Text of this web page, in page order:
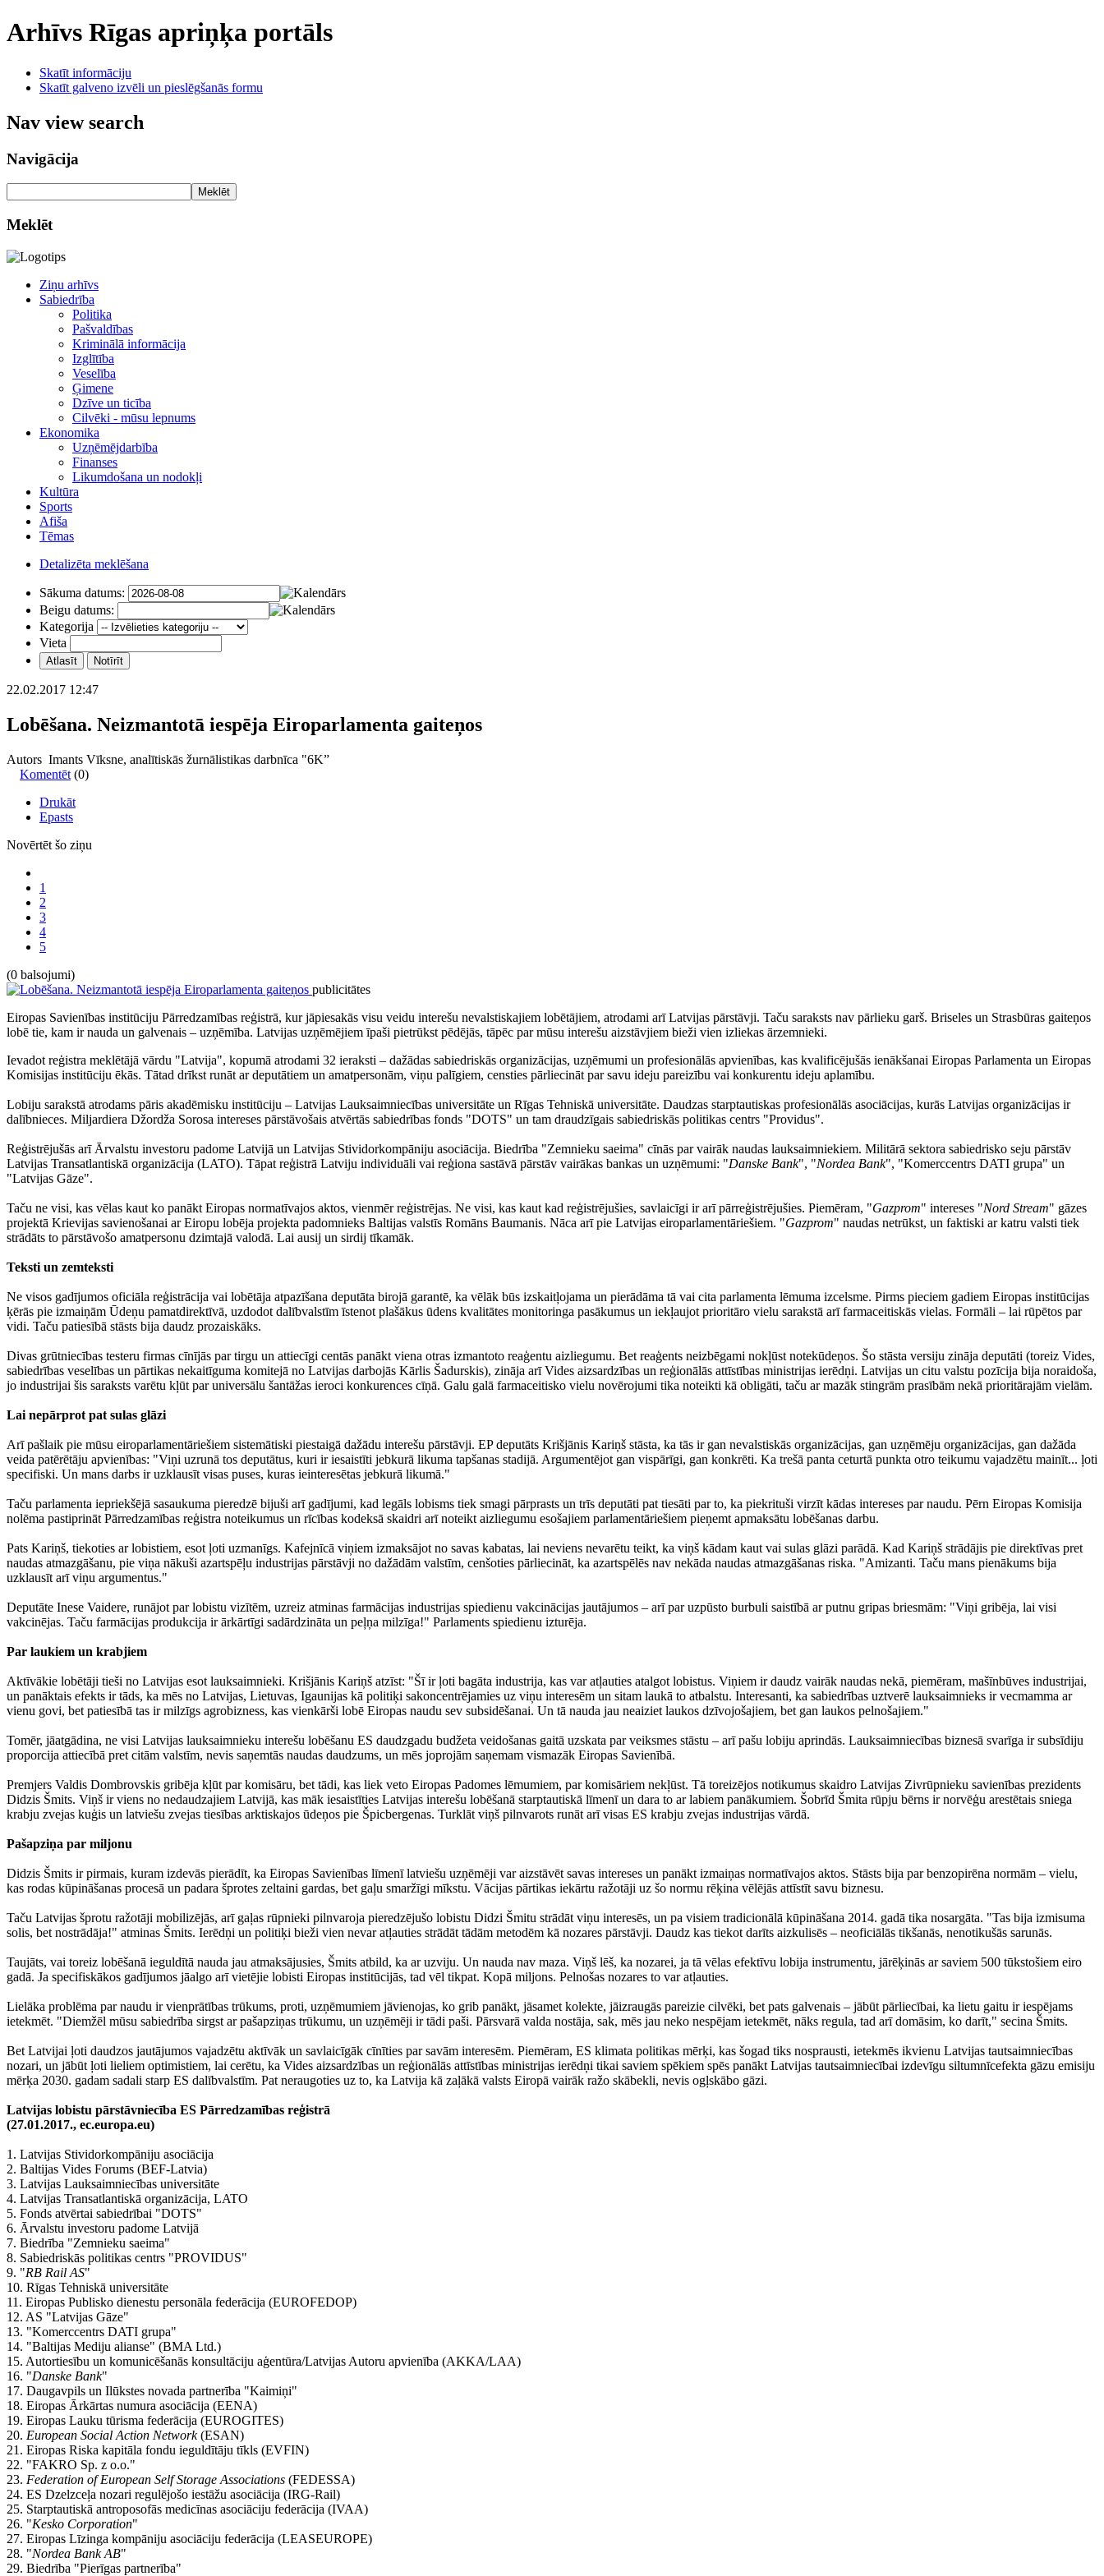
Arhīvs Rīgas apriņķa portāls
Skatīt informāciju
Skatīt galveno izvēli un pieslēgšanās formu
Nav view search
Navigācija
Meklēt
Meklēt
Ziņu arhīvs
Sabiedrība
Politika
Pašvaldības
Kriminālā informācija
Izglītība
Veselība
Ģimene
Dzīve un ticība
Cilvēki - mūsu lepnums
Ekonomika
Uzņēmējdarbība
Finanses
Likumdošana un nodokļi
Kultūra
Sports
Afiša
Tēmas
Detalizēta meklēšana
Sākuma datums:
Beigu datums:
Kategorija
Vieta
22.02.2017 12:47
Lobēšana. Neizmantotā iespēja Eiroparlamenta gaiteņos
Autors Imants Vīksne, analītiskās žurnālistikas darbnīca "6K”
Komentēt (0)
Drukāt
Epasts
Novērtēt šo ziņu
1
2
3
4
5
(0 balsojumi)
publicitātes
Eiropas Savienības institūciju Pārredzamības reģistrā, kur jāpiesakās visu veidu interešu nevalstiskajiem lobētājiem, atrodami arī Latvijas pārstāvji. Taču saraksts nav pārlieku garš. Briseles un Strasbūras gaiteņos
lobē tie, kam ir nauda un galvenais – uzņēmība. Latvijas uzņēmējiem īpaši pietrūkst pēdējās, tāpēc par mūsu interešu aizstāvjiem bieži vien izliekas ārzemnieki.
Ievadot reģistra meklētājā vārdu "Latvija", kopumā atrodami 32 ieraksti – dažādas sabiedriskās organizācijas, uzņēmumi un profesionālās apvienības, kas kvalificējušās ienākšanai Eiropas Parlamenta un Eiropas
Komisijas institūciju ēkās. Tātad drīkst runāt ar deputātiem un amatpersonām, viņu palīgiem, censties pārliecināt par savu ideju pareizību vai konkurentu ideju aplamību.
Lobiju sarakstā atrodams pāris akadēmisku institūciju – Latvijas Lauksaimniecības universitāte un Rīgas Tehniskā universitāte. Daudzas starptautiskas profesionālās asociācijas, kurās Latvijas organizācijas ir
dalībnieces. Miljardiera Džordža Sorosa intereses pārstāvošais atvērtās sabiedrības fonds "DOTS" un tam draudzīgais sabiedriskās politikas centrs "Providus".
Reģistrējušās arī Ārvalstu investoru padome Latvijā un Latvijas Stividorkompāniju asociācija. Biedrība "Zemnieku saeima" cīnās par vairāk naudas lauksaimniekiem. Militārā sektora sabiedrisko seju pārstāv
Latvijas Transatlantiskā organizācija (LATO). Tāpat reģistrā Latviju individuāli vai reģiona sastāvā pārstāv vairākas bankas un uzņēmumi: "Danske Bank", "Nordea Bank", "Komerccentrs DATI grupa" un
"Latvijas Gāze".
Taču ne visi, kas vēlas kaut ko panākt Eiropas normatīvajos aktos, vienmēr reģistrējas. Ne visi, kas kaut kad reģistrējušies, savlaicīgi ir arī pārreģistrējušies. Piemēram, "Gazprom" intereses "Nord Stream" gāzes
projektā Krievijas savienošanai ar Eiropu lobēja projekta padomnieks Baltijas valstīs Romāns Baumanis. Nāca arī pie Latvijas eiroparlamentāriešiem. "Gazprom" naudas netrūkst, un faktiski ar katru valsti tiek
strādāts to pārstāvošo amatpersonu dzimtajā valodā. Lai ausij un sirdij tīkamāk.
Teksti un zemteksti
Ne visos gadījumos oficiāla reģistrācija vai lobētāja atpazīšana deputāta birojā garantē, ka vēlāk būs izskaitļojama un pierādāma tā vai cita parlamenta lēmuma izcelsme. Pirms pieciem gadiem Eiropas institūcijas
ķērās pie izmaiņām Ūdeņu pamatdirektīvā, uzdodot dalībvalstīm īstenot plašākus ūdens kvalitātes monitoringa pasākumus un iekļaujot prioritāro vielu sarakstā arī farmaceitiskās vielas. Formāli – lai rūpētos par
vidi. Taču patiesībā stāsts bija daudz prozaiskāks.
Divas grūtniecības testeru firmas cīnījās par tirgu un attiecīgi centās panākt viena otras izmantoto reaģentu aizliegumu. Bet reaģents neizbēgami nokļūst notekūdeņos. Šo stāsta versiju zināja deputāti (toreiz Vides,
sabiedrības veselības un pārtikas nekaitīguma komitejā no Latvijas darbojās Kārlis Šadurskis), zināja arī Vides aizsardzības un reģionālās attīstības ministrijas ierēdņi. Latvijas un citu valstu pozīcija bija noraidoša,
jo industrijai šis saraksts varētu kļūt par universālu šantāžas ieroci konkurences cīņā. Galu galā farmaceitisko vielu novērojumi tika noteikti kā obligāti, taču ar mazāk stingrām prasībām nekā prioritārajām vielām.
Lai nepārprot pat sulas glāzi
Arī pašlaik pie mūsu eiroparlamentāriešiem sistemātiski piestaigā dažādu interešu pārstāvji. EP deputāts Krišjānis Kariņš stāsta, ka tās ir gan nevalstiskās organizācijas, gan uzņēmēju organizācijas, gan dažāda
veida patērētāju apvienības: "Viņi uzrunā tos deputātus, kuri ir iesaistīti jebkurā likuma tapšanas stadijā. Argumentējot gan vispārīgi, gan konkrēti. Ka trešā panta ceturtā punkta otro teikumu vajadzētu mainīt... ļoti
specifiski. Un mans darbs ir uzklausīt visas puses, kuras ieinteresētas jebkurā likumā."
Taču parlamenta iepriekšējā sasaukuma pieredzē bijuši arī gadījumi, kad legāls lobisms tiek smagi pārprasts un trīs deputāti pat tiesāti par to, ka piekrituši virzīt kādas intereses par naudu. Pērn Eiropas Komisija
nolēma pastiprināt Pārredzamības reģistra noteikumus un rīcības kodeksā skaidri arī noteikt aizliegumu esošajiem parlamentāriešiem pieņemt apmaksātu lobēšanas darbu.
Pats Kariņš, tiekoties ar lobistiem, esot ļoti uzmanīgs. Kafejnīcā viņiem izmaksājot no savas kabatas, lai neviens nevarētu teikt, ka viņš kādam kaut vai sulas glāzi parādā. Kad Kariņš strādājis pie direktīvas pret
naudas atmazgāšanu, pie viņa nākuši azartspēļu industrijas pārstāvji no dažādām valstīm, cenšoties pārliecināt, ka azartspēlēs nav nekāda naudas atmazgāšanas riska. "Amizanti. Taču mans pienākums bija
uzklausīt arī viņu argumentus."
Deputāte Inese Vaidere, runājot par lobistu vizītēm, uzreiz atminas farmācijas industrijas spiedienu vakcinācijas jautājumos – arī par uzpūsto burbuli saistībā ar putnu gripas briesmām: "Viņi gribēja, lai visi
vakcinējas. Taču farmācijas produkcija ir ārkārtīgi sadārdzināta un peļņa milzīga!" Parlaments spiedienu izturēja.
Par laukiem un krabjiem
Aktīvākie lobētāji tieši no Latvijas esot lauksaimnieki. Krišjānis Kariņš atzīst: "Šī ir ļoti bagāta industrija, kas var atļauties atalgot lobistus. Viņiem ir daudz vairāk naudas nekā, piemēram, mašīnbūves industrijai,
un panāktais efekts ir tāds, ka mēs no Latvijas, Lietuvas, Igaunijas kā politiķi sakoncentrējamies uz viņu interesēm un sitam laukā to atbalstu. Interesanti, ka sabiedrības uztverē lauksaimnieks ir vecmamma ar
vienu govi, bet patiesībā tas ir milzīgs agrobizness, kas vienkārši lobē Eiropas naudu sev subsidēšanai. Un tā nauda jau neaiziet laukos dzīvojošajiem, bet gan laukos pelnošajiem."
Tomēr, jāatgādina, ne visi Latvijas lauksaimnieku interešu lobēšanu ES daudzgadu budžeta veidošanas gaitā uzskata par veiksmes stāstu – arī pašu lobiju aprindās. Lauksaimniecības biznesā svarīga ir subsīdiju
proporcija attiecībā pret citām valstīm, nevis saņemtās naudas daudzums, un mēs joprojām saņemam vismazāk Eiropas Savienībā.
Premjers Valdis Dombrovskis gribēja kļūt par komisāru, bet tādi, kas liek veto Eiropas Padomes lēmumiem, par komisāriem nekļūst. Tā toreizējos notikumus skaidro Latvijas Zivrūpnieku savienības prezidents
Didzis Šmits. Viņš ir viens no nedaudzajiem Latvijā, kas māk iesaistīties Latvijas interešu lobēšanā starptautiskā līmenī un dara to ar labiem panākumiem. Šobrīd Šmita rūpju bērns ir norvēģu arestētais sniega
krabju zvejas kuģis un latviešu zvejas tiesības arktiskajos ūdeņos pie Špicbergenas. Turklāt viņš pilnvarots runāt arī visas ES krabju zvejas industrijas vārdā.
Pašapziņa par miljonu
Didzis Šmits ir pirmais, kuram izdevās pierādīt, ka Eiropas Savienības līmenī latviešu uzņēmēji var aizstāvēt savas intereses un panākt izmaiņas normatīvajos aktos. Stāsts bija par benzopirēna normām – vielu,
kas rodas kūpināšanas procesā un padara šprotes zeltaini gardas, bet gaļu smaržīgi mīkstu. Vācijas pārtikas iekārtu ražotāji uz šo normu rēķina vēlējās attīstīt savu biznesu.
Taču Latvijas šprotu ražotāji mobilizējās, arī gaļas rūpnieki pilnvaroja pieredzējušo lobistu Didzi Šmitu strādāt viņu interesēs, un pa visiem tradicionālā kūpināšana 2014. gadā tika nosargāta. "Tas bija izmisuma
solis, bet nostrādāja!" atminas Šmits. Ierēdņi un politiķi bieži vien nevar atļauties strādāt tādām metodēm kā nozares pārstāvji. Daudz kas tiekot darīts aizkulisēs – neoficiālās tikšanās, nenotikušās sarunās.
Taujāts, vai toreiz lobēšanā ieguldītā nauda jau atmaksājusies, Šmits atbild, ka ar uzviju. Un nauda nav maza. Viņš lēš, ka nozarei, ja tā vēlas efektīvu lobija instrumentu, jārēķinās ar saviem 500 tūkstošiem eiro
gadā. Ja specifiskākos gadījumos jāalgo arī vietējie lobisti Eiropas institūcijās, tad vēl tikpat. Kopā miljons. Pelnošas nozares to var atļauties.
Lielāka problēma par naudu ir vienprātības trūkums, proti, uzņēmumiem jāvienojas, ko grib panākt, jāsamet kolekte, jāizraugās pareizie cilvēki, bet pats galvenais – jābūt pārliecībai, ka lietu gaitu ir iespējams
ietekmēt. "Diemžēl mūsu sabiedrība sirgst ar pašapziņas trūkumu, un uzņēmēji ir tādi paši. Pārsvarā valda nostāja, sak, mēs jau neko nespējam ietekmēt, nāks regula, tad arī domāsim, ko darīt," secina Šmits.
Bet Latvijai ļoti daudzos jautājumos vajadzētu aktīvāk un savlaicīgāk cīnīties par savām interesēm. Piemēram, ES klimata politikas mērķi, kas šogad tiks nosprausti, ietekmēs ikvienu Latvijas tautsaimniecības
nozari, un jābūt ļoti lieliem optimistiem, lai cerētu, ka Vides aizsardzības un reģionālās attīstības ministrijas ierēdņi tikai saviem spēkiem spēs panākt Latvijas tautsaimniecībai izdevīgu siltumnīcefekta gāzu emisiju
mērķa 2030. gadam sadali starp ES dalībvalstīm. Pat neraugoties uz to, ka Latvija kā zaļākā valsts Eiropā vairāk ražo skābekli, nevis ogļskābo gāzi.
Latvijas lobistu pārstāvniecība ES Pārredzamības reģistrā
(27.01.2017., ec.europa.eu)
1. Latvijas Stividorkompāniju asociācija
2. Baltijas Vides Forums (BEF-Latvia)
3. Latvijas Lauksaimniecības universitāte
4. Latvijas Transatlantiskā organizācija, LATO
5. Fonds atvērtai sabiedrībai "DOTS"
6. Ārvalstu investoru padome Latvijā
7. Biedrība "Zemnieku saeima"
8. Sabiedriskās politikas centrs "PROVIDUS"
9. "RB Rail AS"
10. Rīgas Tehniskā universitāte
11. Eiropas Publisko dienestu personāla federācija (EUROFEDOP)
12. AS "Latvijas Gāze"
13. "Komerccentrs DATI grupa"
14. "Baltijas Mediju alianse" (BMA Ltd.)
15. Autortiesību un komunicēšanās konsultāciju aģentūra/Latvijas Autoru apvienība (AKKA/LAA)
16. "Danske Bank"
17. Daugavpils un Ilūkstes novada partnerība "Kaimiņi"
18. Eiropas Ārkārtas numura asociācija (EENA)
19. Eiropas Lauku tūrisma federācija (EUROGITES)
20. European Social Action Network(ESAN)
21. Eiropas Riska kapitāla fondu ieguldītāju tīkls (EVFIN)
22. "FAKRO Sp. z o.o."
23. Federation of European Self Storage Associations (FEDESSA)
24. ES Dzelzceļa nozari regulējošo iestāžu asociācija (IRG-Rail)
25. Starptautiskā antroposofās medicīnas asociāciju federācija (IVAA)
26. "Kesko Corporation"
27. Eiropas Līzinga kompāniju asociāciju federācija (LEASEUROPE)
28. "Nordea Bank AB"
29. Biedrība "Pierīgas partnerība"